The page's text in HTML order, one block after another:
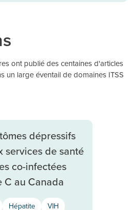
ont publié des centaines d'articles
un large éventail de domaines ITSS
dépressifs
services de santé
co-infectées
au Canada
Hépatite VIH